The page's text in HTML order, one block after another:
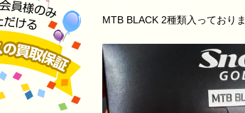
MTB BLACK 2種類入っておりま